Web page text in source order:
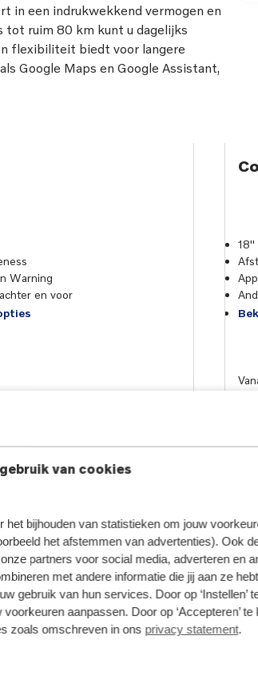
van cookies
het bijhouden van statistieken om jouw
het afstemmen van advertenties). Ook
partners voor social media, adverteren en
met andere informatie die jij aan ze
gebruik van hun services. Door op ‘Instellen’
aanpassen. Door op ‘Accepteren’
zoals omschreven in ons privacy statement.
in een indrukwekkend vermogen en
tot ruim 80 km kunt u dagelijks
flexibiliteit biedt voor langere
Google Maps en Google Assistant,
Warning
en voor
Proefrit maken
18"
10, 3992 DJ, Houten
68 60